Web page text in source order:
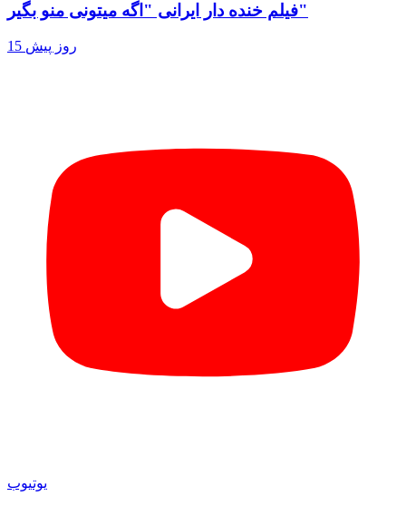
فیلم خنده دار ایرانی "اگه میتونی منو بگیر"
15 روز پیش
یوتیوب